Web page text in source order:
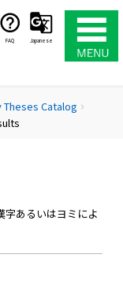
FAQ Japanese
Catalog chevron_right
字あるいはヨミによ